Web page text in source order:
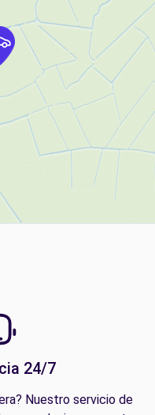
24/7
Nuestro servicio de